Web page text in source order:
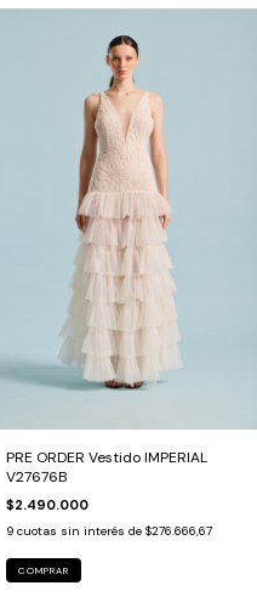
PRE ORDER Vestido IMPERIAL
V27676B
$2.490.000
9 cuotas sin interés de $276.666,67
COMPRAR